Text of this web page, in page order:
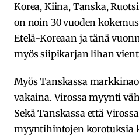
Korea, Kiina, Tanska,
on noin 30 vuoden
Etelä-Koreaan ja tänä
myös siipikarjan lihan
Myös Tanskassa
vakaina. Virossa myynti
Sekä Tanskassa että
myyntihintojen korotuksia